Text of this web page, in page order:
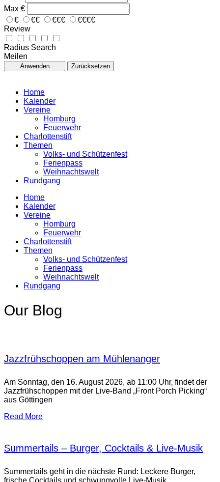
Max €
€
€€ €€€
€€€€
Review
Radius Search
Meilen
Anwenden Zurücksetzen
Home
Kalender
Vereine
Homburg
Feuerwehr
Charlottenstift
Themen
Volks- und Schützenfest
Ferienpass
Weihnachtswelt
Rundgang
Home
Kalender
Vereine
Homburg
Feuerwehr
Charlottenstift
Themen
Volks- und Schützenfest
Ferienpass
Weihnachtswelt
Rundgang
Our Blog
Jazzfrühschoppen am Mühlenanger
Am Sonntag, den 16. August 2026, ab 11:00 Uhr, findet der
Jazzfrühschoppen mit der Live-Band „Front Porch Picking“
aus Göttingen
Read More
Summertails – Burger, Cocktails & Live-Musik
Summertails geht in die nächste Rund: Leckere Burger,
frische Cocktails und schwungvolle Live-Musik.